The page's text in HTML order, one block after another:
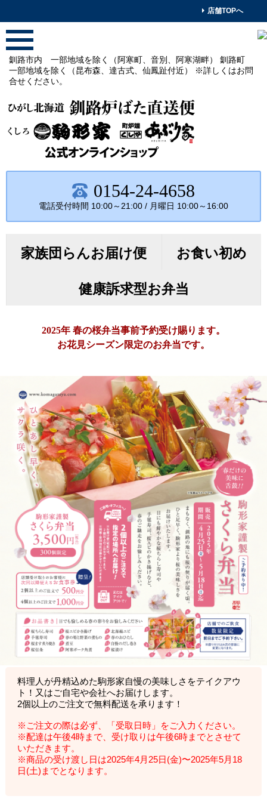
店舗TOPへ
釧路市内 一部地域を除く（阿寒町、音別、阿寒湖畔） 釧路町
一部地域を除く（昆布森、達古式、仙鳳趾付近） ※詳しくはお問
合せください。
0154-24-4658
電話受付時間 10:00～21:00 / 月曜日 10:00～16:00
家族団らんお届け便 お食い初め
健康訴求型お弁当
2025年 春の桜弁当事前予約受け賜ります。
お花見シーズン限定のお弁当です。
料理人が丹精込めた駒形家自慢の美味しさをテイクアウ
ト！又はご自宅や会社へお届けします。
2個以上のご注文で無料配送を承ります！
※ご注文の際は必ず、「受取日時」をご入力ください。
※配達は午後4時まで、受け取りは午後6時までとさせて
いただきます。
※商品の受け渡し日は2025年4月25日(金)〜2025年5月18
日(土)までとなります。